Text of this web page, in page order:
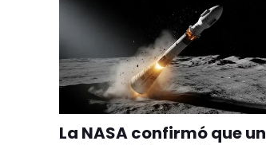
La NASA confirmó que un